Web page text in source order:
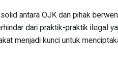
antara OJK dan pihak
dari praktik-praktik ilegal
menjadi kunci untuk